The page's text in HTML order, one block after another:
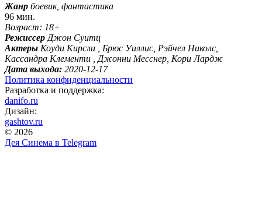
Жанр боевик, фантастика
96 мин.
Возраст: 18+
Режиссер Джон Суитц
Актеры Коуди Кирсли , Брюс Уиллис, Рэйчел Николс,
Кассандра Клементи , Джонни Месснер, Кори Лардж
Дата выхода: 2020-12-17
Политика конфиденциальности
Разработка и поддержка:
danifo.ru
Дизайн:
gashtov.ru
© 2026
Дея Синема в Telegram